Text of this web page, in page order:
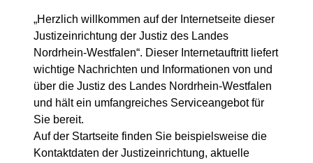
„Herzlich willkommen auf der Internetseite dieser
Justizeinrichtung der Justiz des Landes
Nordrhein-Westfalen“. Dieser Internetauftritt liefert
wichtige Nachrichten und Informationen von und
über die Justiz des Landes Nordrhein-Westfalen
und hält ein umfangreiches Serviceangebot für
Sie bereit.
Auf der Startseite finden Sie beispielsweise die
Kontaktdaten der Justizeinrichtung, aktuelle